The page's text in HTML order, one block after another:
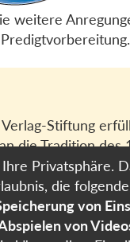
weitere
Stiftung
die Tradition des
Calwer
Verlag
Privatsphäre.
die
von
von